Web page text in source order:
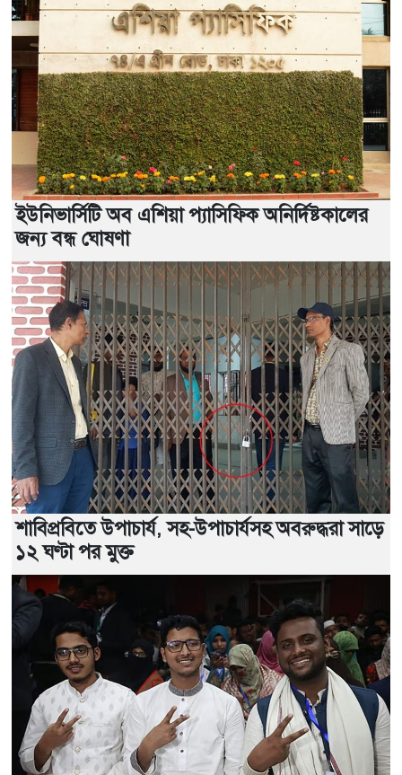
ইউনিভার্সিটি অব এশিয়া প্যাসিফিক অনির্দিষ্টকালের
জন্য বন্ধ ঘোষণা
শাবিপ্রবিতে উপাচার্য, সহ-উপাচার্যসহ অবরুদ্ধরা সাড়ে
১২ ঘণ্টা পর মুক্ত